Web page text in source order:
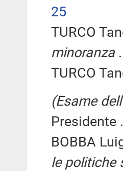
25
TURCO
minoranza
TURCO
(Esame
Presidente
BOBBA
le politiche